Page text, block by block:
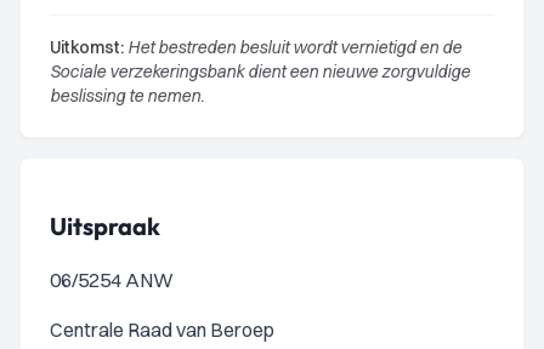
Uitkomst: Het bestreden besluit wordt vernietigd en de
Sociale verzekeringsbank dient een nieuwe zorgvuldige
beslissing te nemen.
Uitspraak
06/5254 ANW
Centrale Raad van Beroep